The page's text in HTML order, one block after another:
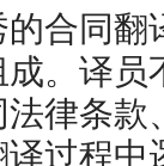
合同翻
。译
律条
过程